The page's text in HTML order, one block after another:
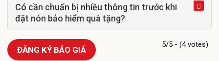
Có cần chuẩn bị nhiều thông tin trước khi
đặt nón bảo hiểm quà tặng?
5/5 - (4 votes)
ĐĂNG KÝ BÁO GIÁ